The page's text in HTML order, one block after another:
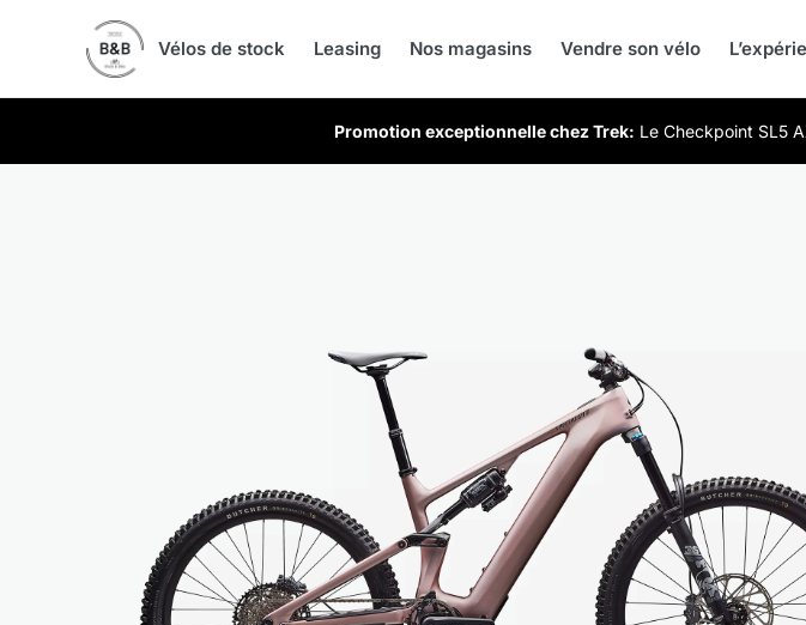
Vélos de stock Leasing Nos magasins Vendre son vélo
Promotion exceptionnelle chez Trek: Le Checkpoint SL5